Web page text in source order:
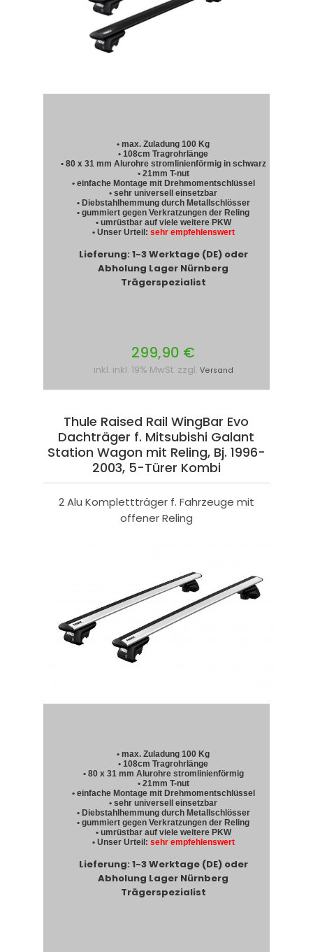
• max. Zuladung 100 Kg
• 108cm Tragrohrlänge
• 80 x 31 mm Alurohre stromlinienförmig in schwarz
• 21mm T-nut
• einfache Montage mit Drehmomentschlüssel
• sehr universell einsetzbar
• Diebstahlhemmung durch Metallschlösser
• gummiert gegen Verkratzungen der Reling
• umrüstbar auf viele weitere PKW
• Unser Urteil: sehr empfehlenswert
Lieferung: 1-3 Werktage (DE) oder
Abholung Lager Nürnberg
Trägerspezialist
299,90 €
inkl. inkl. 19% MwSt. zzgl. Versand
Thule Raised Rail WingBar Evo
Dachträger f. Mitsubishi Galant
Station Wagon mit Reling, Bj. 1996-
2003, 5-Türer Kombi
2 Alu Komplettträger f. Fahrzeuge mit
offener Reling
• max. Zuladung 100 Kg
• 108cm Tragrohrlänge
• 80 x 31 mm Alurohre stromlinienförmig
• 21mm T-nut
• einfache Montage mit Drehmomentschlüssel
• sehr universell einsetzbar
• Diebstahlhemmung durch Metallschlösser
• gummiert gegen Verkratzungen der Reling
• umrüstbar auf viele weitere PKW
• Unser Urteil: sehr empfehlenswert
Lieferung: 1-3 Werktage (DE) oder
Abholung Lager Nürnberg
Trägerspezialist